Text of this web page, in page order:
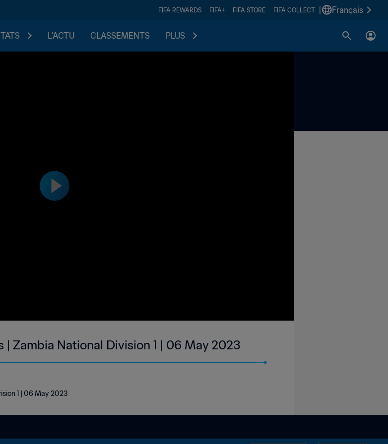
FIFA REWARDS FIFA+ FIFA STORE FIFA COLLECT Français
L'ACTU CLASSEMENTS PLUS
| Zambia National Division 1 | 06 May 2023
1 | 06 May 2023